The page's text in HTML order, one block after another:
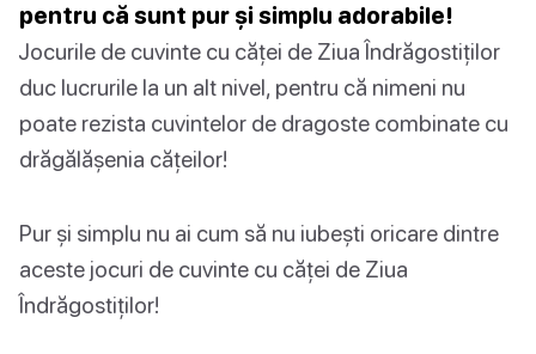
pentru că sunt pur și simplu adorabile!
Jocurile de cuvinte cu căței de Ziua Îndrăgostiților
duc lucrurile la un alt nivel, pentru că nimeni nu
poate rezista cuvintelor de dragoste combinate cu
drăgălășenia cățeilor!
Pur și simplu nu ai cum să nu iubești oricare dintre
aceste jocuri de cuvinte cu căței de Ziua
Îndrăgostiților!